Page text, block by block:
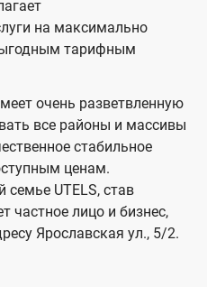
д
е
и
я
на максимально
тарифным
очень разветвленную
все районы и массивы
стабильное
ценам.
UTELS, став
частное лицо и бизнес,
Ярославская ул., 5/2.